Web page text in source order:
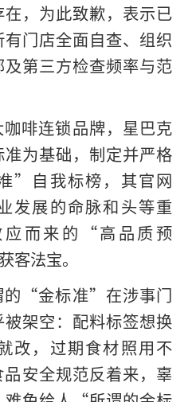
，为此致歉，表示已
门店全面自查、组织
第三方检查频率与范
啡连锁品牌，星巴克
为基础，制定并严格
”自我标榜，其官网
发展的命脉和头等重
而来的“高品质预
法宝。
的“金标准”在涉事门
架空：配料标签想换
改，过期食材照用不
安全规范反着来，辜